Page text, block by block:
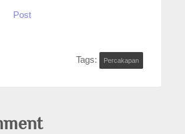
Post
Tags: Percakapan